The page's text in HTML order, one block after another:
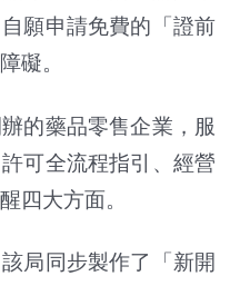
願申請免費的「證前
礙。
的藥品零售企業，服
可全流程指引、經營
四大方面。
局同步製作了「新開